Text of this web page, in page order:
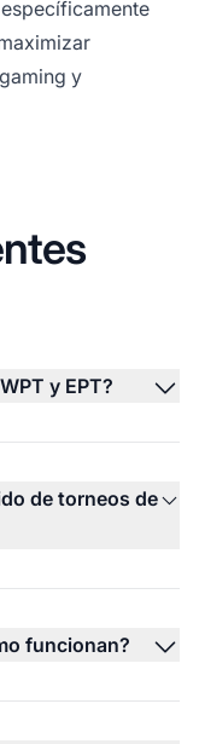
y
y EPT?
de torneos de
funcionan?